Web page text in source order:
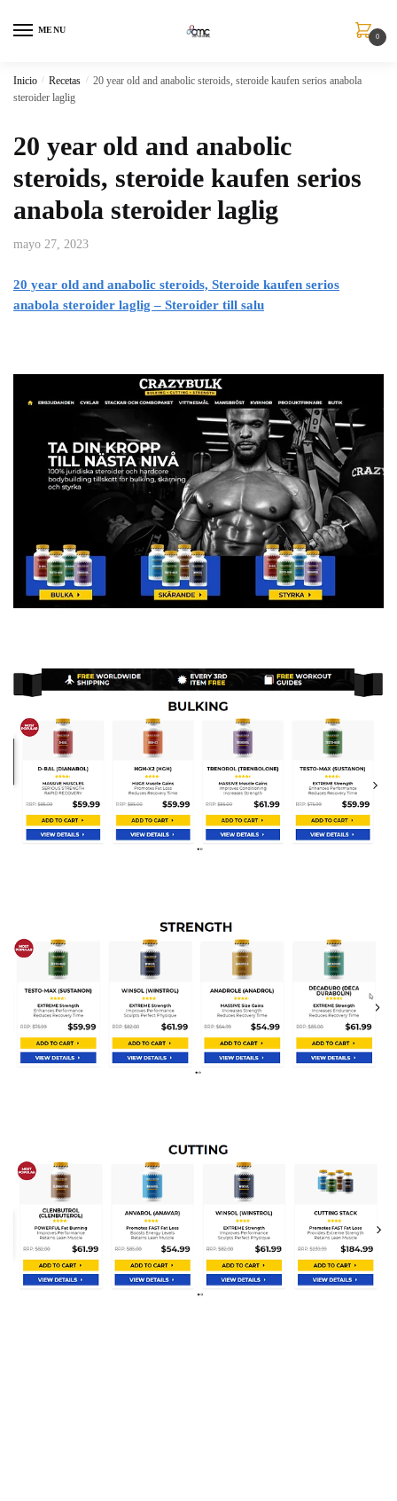
MENU
0
Inicio / Recetas / 20 year old and anabolic steroids, steroide kaufen serios anabola
steroider laglig
20 year old and anabolic
steroids, steroide kaufen serios
anabola steroider laglig
mayo 27, 2023
20 year old and anabolic steroids, Steroide kaufen serios
anabola steroider laglig – Steroider till salu